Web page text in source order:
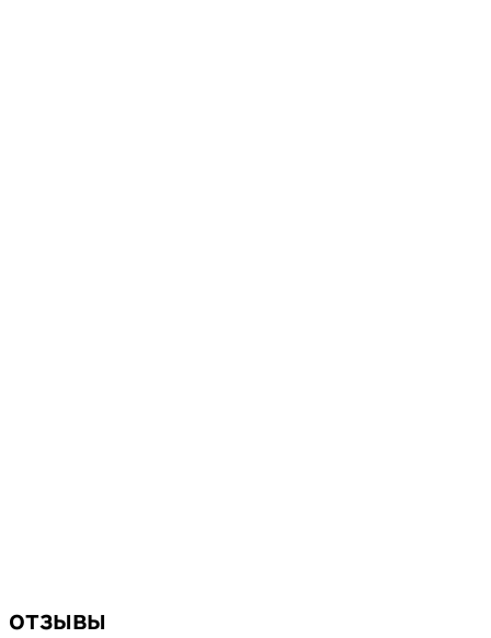
отзывы